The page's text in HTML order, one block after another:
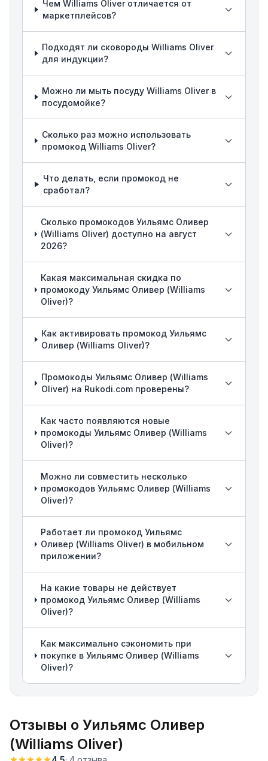
Чем Williams Oliver отличается от
маркетплейсов?
Подходят ли сковороды Williams Oliver
для индукции?
Можно ли мыть посуду Williams Oliver в
посудомойке?
Сколько раз можно использовать
промокод Williams Oliver?
Что делать, если промокод не
сработал?
Сколько промокодов Уильямс Оливер
(Williams Oliver) доступно на август
2026?
Какая максимальная скидка по
промокоду Уильямс Оливер (Williams
Oliver)?
Как активировать промокод Уильямс
Оливер (Williams Oliver)?
Промокоды Уильямс Оливер (Williams
Oliver) на Rukodi.com проверены?
Как часто появляются новые
промокоды Уильямс Оливер (Williams
Oliver)?
Можно ли совместить несколько
промокодов Уильямс Оливер (Williams
Oliver)?
Работает ли промокод Уильямс
Оливер (Williams Oliver) в мобильном
приложении?
На какие товары не действует
промокод Уильямс Оливер (Williams
Oliver)?
Как максимально сэкономить при
покупке в Уильямс Оливер (Williams
Oliver)?
Отзывы о Уильямс Оливер
(Williams Oliver)